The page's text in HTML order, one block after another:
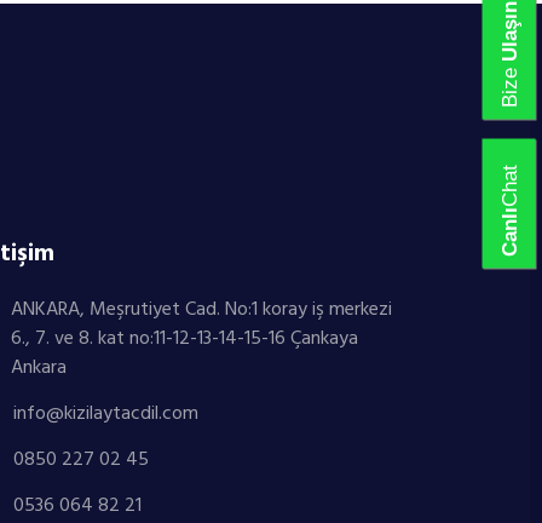
ANKARA, Meşrutiyet Cad. No:1 koray iş merkezi
6., 7. ve 8. kat no:11-12-13-14-15-16 Çankaya
Ankara
info@kizilaytacdil.com
0850 227 02 45
0536 064 82 21
Bize
Ulaşın
Canlı
Chat